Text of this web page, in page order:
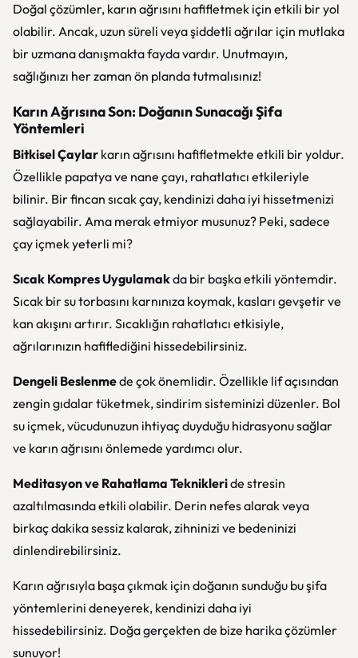
Doğal çözümler, karın ağrısını hafifletmek için etkili bir yol
olabilir. Ancak, uzun süreli veya şiddetli ağrılar için mutlaka
bir uzmana danışmakta fayda vardır. Unutmayın,
sağlığınızı her zaman ön planda tutmalısınız!
Karın Ağrısına Son: Doğanın Sunacağı Şifa
Yöntemleri
Bitkisel Çaylar karın ağrısını hafifletmekte etkili bir yoldur.
Özellikle papatya ve nane çayı, rahatlatıcı etkileriyle
bilinir. Bir fincan sıcak çay, kendinizi daha iyi hissetmenizi
sağlayabilir. Ama merak etmiyor musunuz? Peki, sadece
çay içmek yeterli mi?
Sıcak Kompres Uygulamakda bir başka etkili yöntemdir.
Sıcak bir su torbasını karnınıza koymak, kasları gevşetir ve
kan akışını artırır. Sıcaklığın rahatlatıcı etkisiyle,
ağrılarınızın hafiflediğini hissedebilirsiniz.
Dengeli Beslenmede çok önemlidir. Özellikle lif açısından
zengin gıdalar tüketmek, sindirim sisteminizi düzenler. Bol
su içmek, vücudunuzun ihtiyaç duyduğu hidrasyonu sağlar
ve karın ağrısını önlemede yardımcı olur.
Meditasyon ve Rahatlama Teknikleride stresin
azaltılmasında etkili olabilir. Derin nefes alarak veya
birkaç dakika sessiz kalarak, zihninizi ve bedeninizi
dinlendirebilirsiniz.
Karın ağrısıyla başa çıkmak için doğanın sunduğu bu şifa
yöntemlerini deneyerek, kendinizi daha iyi
hissedebilirsiniz. Doğa gerçekten de bize harika çözümler
sunuyor!